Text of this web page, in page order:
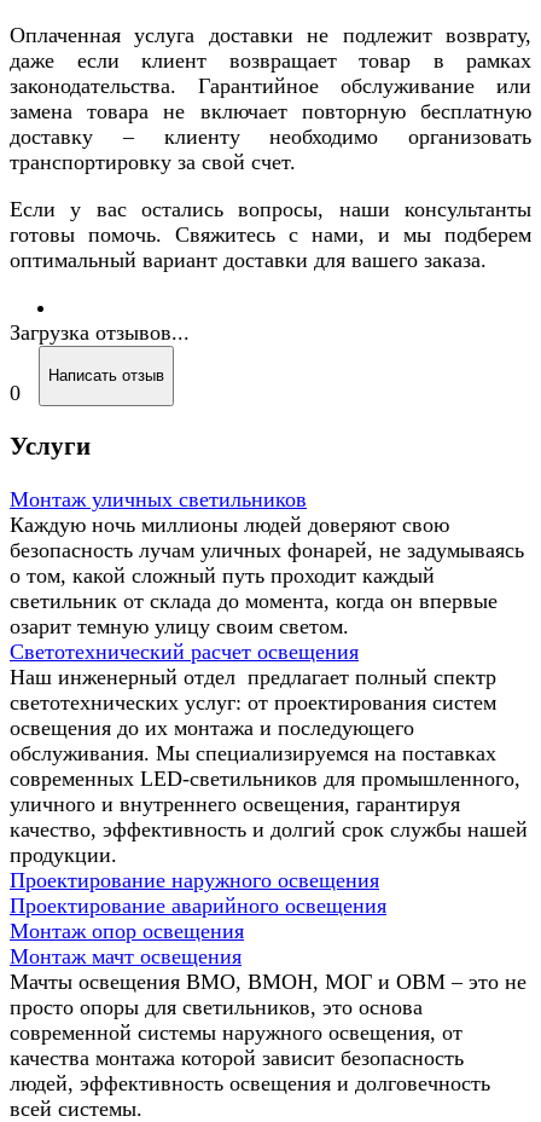
Оплаченная услуга доставки не подлежит возврату,
даже если клиент возвращает товар в рамках
законодательства. Гарантийное обслуживание или
замена товара не включает повторную бесплатную
доставку – клиенту необходимо организовать
транспортировку за свой счет.
Если у вас остались вопросы, наши консультанты
готовы помочь. Свяжитесь с нами, и мы подберем
оптимальный вариант доставки для вашего заказа.
Загрузка отзывов...
0
Написать отзыв
Услуги
Монтаж уличных светильников
Каждую ночь миллионы людей доверяют свою
безопасность лучам уличных фонарей, не задумываясь
о том, какой сложный путь проходит каждый
светильник от склада до момента, когда он впервые
озарит темную улицу своим светом.
Светотехнический расчет освещения
Наш инженерный отдел предлагает полный спектр
светотехнических услуг: от проектирования систем
освещения до их монтажа и последующего
обслуживания. Мы специализируемся на поставках
современных LED-светильников для промышленного,
уличного и внутреннего освещения, гарантируя
качество, эффективность и долгий срок службы нашей
продукции.
Проектирование наружного освещения
Проектирование аварийного освещения
Монтаж опор освещения
Монтаж мачт освещения
Мачты освещения ВМО, ВМОН, МОГ и ОВМ – это не
просто опоры для светильников, это основа
современной системы наружного освещения, от
качества монтажа которой зависит безопасность
людей, эффективность освещения и долговечность
всей системы.